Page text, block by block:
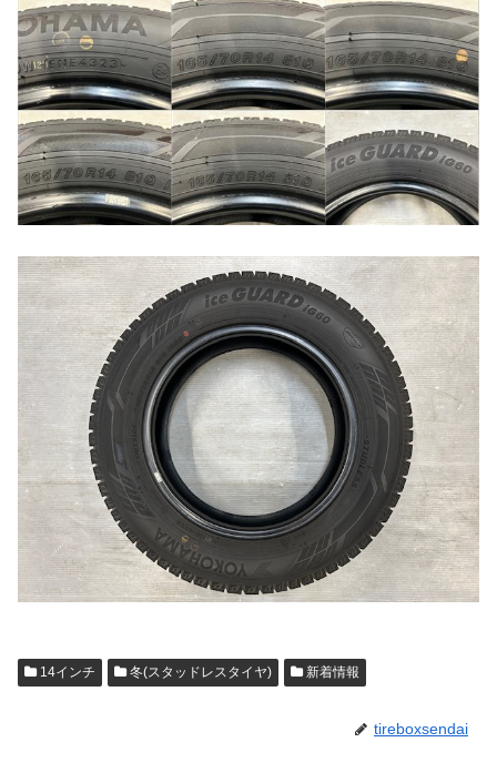
14インチ 冬(スタッドレスタイヤ) 新着情報
tireboxsendai